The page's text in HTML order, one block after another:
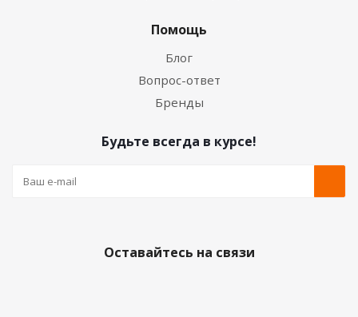
Помощь
Блог
Вопрос-ответ
Бренды
Будьте всегда в курсе!
Оставайтесь на связи